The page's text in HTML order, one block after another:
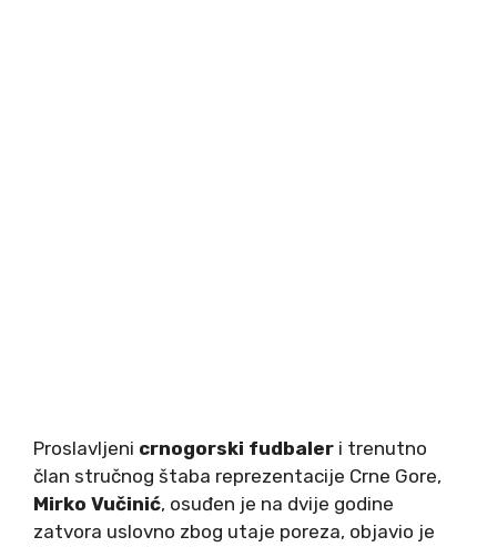
Proslavljeni crnogorski fudbaler i trenutno
član stručnog štaba reprezentacije Crne Gore,
Mirko Vučinić, osuđen je na dvije godine
zatvora uslovno zbog utaje poreza, objavio je